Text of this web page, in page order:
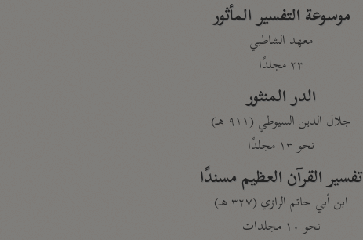
موسوعة التفسير المأثور
معهد الشاطبي
٢٣ مجلدًا
الدر المنثور
جلال الدين السيوطي (٩١١ هـ)
نحو ١٣ مجلدًا
تفسير القرآن العظيم مسندًا
ابن أبي حاتم الرازي (٣٢٧ هـ)
نحو ١٠ مجلدات